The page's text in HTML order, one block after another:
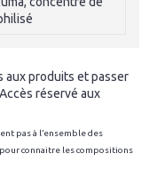
aux produits et passer
réservé aux
pas à l’ensemble des
connaitre les compositions